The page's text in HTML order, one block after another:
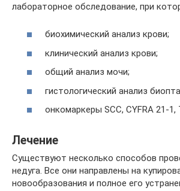
лабораторное обследование, при
биохимический анализ крови;
клинический анализ крови;
общий анализ мочи;
гистологический анализ
онкомаркеры SCC, CYFRA 21-1,
Лечение
Существуют несколько способов
недуга. Все они направлены на
новообразования и полное его